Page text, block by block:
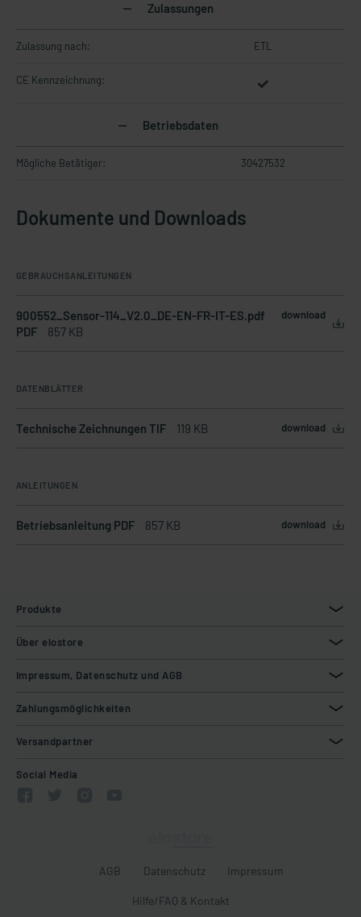
Zulassungen
Zulassung nach: ETL
CE Kennzeichnung:
Betriebsdaten
Mögliche Betätiger: 30427532
Dokumente und Downloads
GEBRAUCHSANLEITUNGEN
900552_Sensor-114_V2.0_DE-EN-FR-IT-ES.pdf
PDF
857 KB
download
DATENBLÄTTER
Technische Zeichnungen TIF 119 KB download
ANLEITUNGEN
Betriebsanleitung PDF 857 KB download
Produkte
Über elostore
Impressum, Datenschutz und AGB
Zahlungsmöglichkeiten
Versandpartner
Social Media
AGB Datenschutz Impressum
Hilfe/FAQ & Kontakt